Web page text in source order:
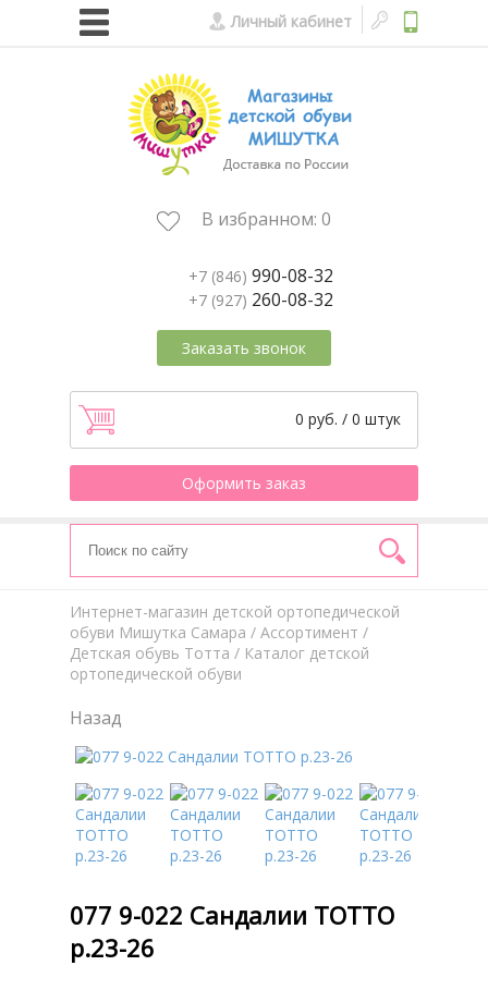
Личный кабинет
В избранном: 0
+7 (846) 990-08-32
+7 (927) 260-08-32
Заказать звонок
0 руб. / 0 штук
Оформить заказ
Интернет-магазин детской ортопедической
обуви Мишутка Самара / Aссортимент /
Детская обувь Тотта / Каталог детской
ортопедической обуви
Назад
077 9-022 Сандалии ТОТТО
р.23-26